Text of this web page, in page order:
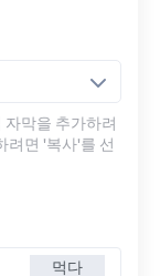
막을 추가하려
려면 '복사'를 선
먹다